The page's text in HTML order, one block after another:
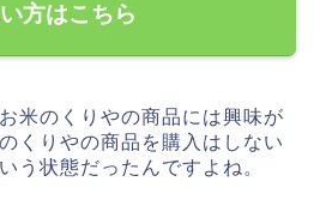
方はこちら
米のくりやの商品には興味が
くりやの商品を購入はしない
う状態だったんですよね。